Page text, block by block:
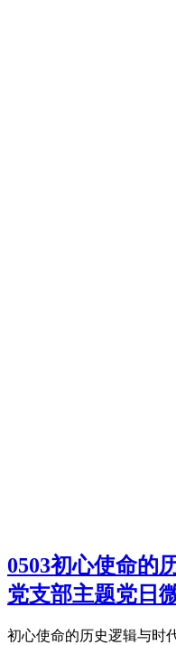
0503初心使命的
党支部主题党日
初心使命的历史逻辑与时